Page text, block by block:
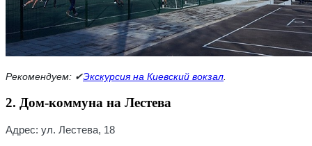
Рекомендуем: ✔Экскурсия на Киевский вокзал
2. Дом-коммуна на Лестева
Адрес: ул. Лестева, 18